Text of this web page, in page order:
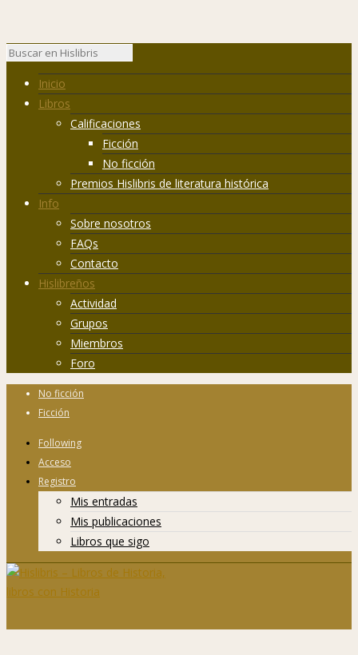
Inicio
Libros
Calificaciones
Ficción
No ficción
Premios Hislibris de literatura histórica
Info
Sobre nosotros
FAQs
Contacto
Hislibreños
Actividad
Grupos
Miembros
Foro
No ficción
Ficción
Following
Acceso
Registro
Mis entradas
Mis publicaciones
Libros que sigo